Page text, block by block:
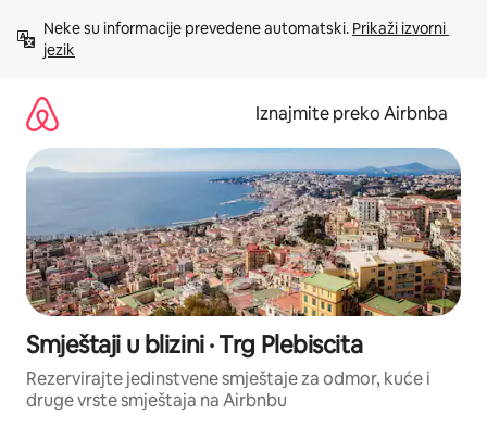
sadržaj
Neke su informacije prevedene automatski. Prikaži izvorni
jezik
Iznajmite preko Airbnba
Smještaji u blizini · Trg Plebiscita
Rezervirajte jedinstvene smještaje za odmor, kuće i
druge vrste smještaja na Airbnbu